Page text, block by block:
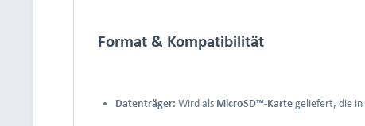
Format & Kompatibilität
Datenträger: Wird als MicroSD™-Karte geliefert, die in